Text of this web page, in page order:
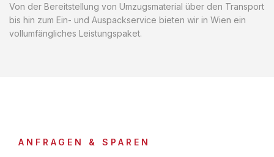
Von der Bereitstellung von Umzugsmaterial über den Transport
bis hin zum Ein- und Auspackservice bieten wir in Wien ein
vollumfängliches Leistungspaket.
ANFRAGEN & SPAREN